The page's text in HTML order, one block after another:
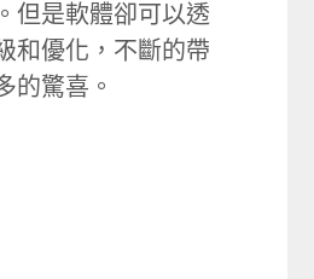
但是軟體卻可以透
和優化，不斷的帶
的驚喜。